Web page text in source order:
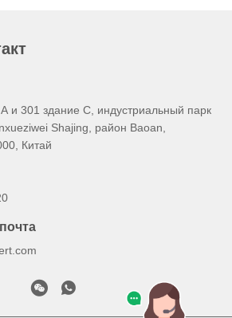
и 301 здание С, индустриальный парк
Shajing, район Baoan,
Китай